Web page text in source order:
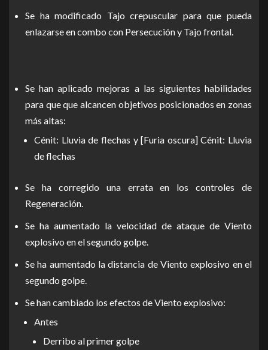
Se ha modificado Tajo crepuscular para que pueda
enlazarse en combo con Persecución y Tajo frontal.
Se han aplicado mejoras a las siguientes habilidades
para que que alcancen objetivos posicionados en zonas
más altas:
Cénit: Lluvia de flechas y [Furia oscura] Cénit: Lluvia
de flechas
Se ha corregido una errata en los controles de
Regeneración.
Se ha aumentado la velocidad de ataque de Viento
explosivo en el segundo golpe.
Se ha aumentado la distancia de Viento explosivo en el
segundo golpe.
Se han cambiado los efectos de Viento explosivo:
Antes
Derribo al primer golpe